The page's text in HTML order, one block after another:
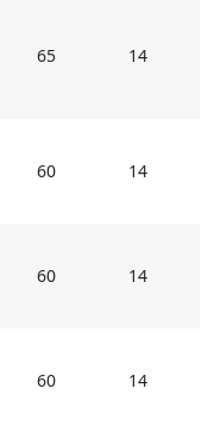
65 14
60 14
60 14
60 14